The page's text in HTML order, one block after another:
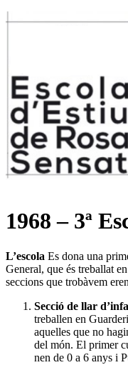
1968 – 3ª
L’escola Es dona una
General, que és treballat
seccions que trobàvem
Secció de llar
treballen en
aquelles que no
del món. El primer
nen de 0 a 6 anys i